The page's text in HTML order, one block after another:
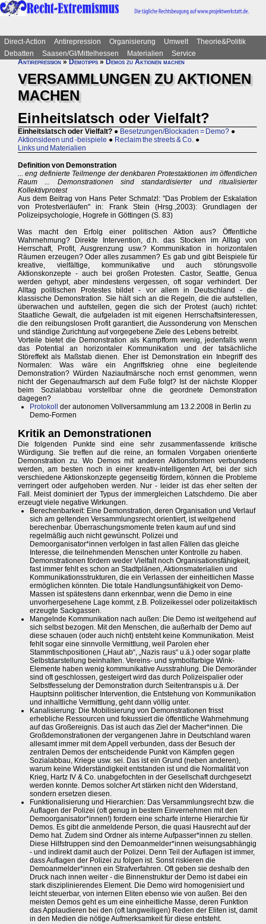
Direct-Action Antirepression Organisierung Umwelt
Theorie&Politik
Debatten
Saasen/GI/Mittelhessen Materialien
Service
Antirepression»Demotipps»Demos zu Aktionen machen
VERSAMMLUNGEN ZU AKTIONEN
MACHEN
Einheitslatsch oder Vielfalt?
Einheitslatsch oder Vielfalt? ● Besetzungen/Blockaden = Demo? ●
Aktionsideen und -beispiele ● Reclaim the streets & Co. ●
Links und Materialien
Definition von Demonstration
... eng definierte Teilmenge der denkbaren Protestaktionen im öffentlichen
Raum ... Demonstrationen sind standardisierter und ritualisierter
Kollektivprotest
Aus dem Beitrag von Hans Peter Schmalzl: "Das Problem der Eskalation
von Protestverläufen" in: Frank Stein (Hrsg.,2003): Grundlagen der
Polizeipsychologie, Hogrefe in Göttingen (S. 83)
Was macht den Erfolg einer politischen Aktion aus? Öffentliche
Wahrnehmung? Direkte Intervention, d.h. das Stocken im Alltag von
Herrschaft, Profit, Ausgrenzung usw.? Kommunikation in horizontalen
Räumen erzeugen? Oder alles zusammen? Es gab und gibt Beispiele für
kreative, vielfältige, kommunikative und auch störungsvolle
Aktionskonzepte - auch bei großen Protesten. Castor, Seattle, Genua
werden gehypt, aber mindestens vergessen, oft sogar verhindert. Der
Alltag politischen Protestes bildet - vor allem in Deutschland - die
klassische Demonstration. Sie hält sich an die Regeln, die die aufstellen,
überwachen und aufstellen, gegen die sich der Protest (auch) richtet:
Staatliche Gewalt, die aufgeladen ist mit eigenen Herrschaftsinteressen,
die den reibungslosen Profit garantiert, die Aussonderung von Menschen
und ständige Zurichtung auf vorgegebene Ziele des Lebens betreibt.
Vorteile bietet die Demonstration als Kampfform wenig, jedenfalls wenn
das Potential an horizontaler Kommunikation und der tatsächliche
Störeffekt als Maßstab dienen. Eher ist Demonstration ein Inbegriff des
Normalen: Was wäre ein Angriffskrieg ohne eine begleitende
Demonstration? Würden Naziaufmärsche noch ernst genommen, wenn
nicht der Gegenaufmarsch auf dem Fuße folgt? Ist der nächste Klopper
beim Sozialabbau vorstellbar ohne die geordnete Demonstration
dagegen?
Protokoll
der autonomen Vollversammlung am 13.2.2008 in Berlin zu
Demo-Formen
Kritik an Demonstrationen
Die folgenden Punkte sind eine sehr zusammenfassende kritische
Würdigung. Sie treffen auf die reine, an formalen Vorgaben orientierte
Demonstration zu. Wo Demos mit anderen Aktionsformen verbundens
werden, am besten noch in einer kreativ-intelligenten Art, bei der sich
verschiedene Aktionskonzepte gegenseitig fördern, können die Probleme
verringert oder aufgehoben werden. Nur - leider ist das eher selten der
Fall. Meist dominiert der Typus der immergleichen Latschdemo. Die aber
erzeugt viele negative Wirkungen.
Berechenbarkeit: Eine Demonstration, deren Organisation und Verlauf
sich am geltenden Versammlungsrecht orientiert, ist weitgehend
berechenbar. Überraschungsmomente treten kaum auf und sind
regelmäßig auch nicht gewünscht. Polizei und
Demoorganisator*innen verfolgen in fast allen Fällen das gleiche
Interesse, die teilnehmenden Menschen unter Kontrolle zu haben.
Demonstrationen fördern weder Vielfalt noch Organisationsfähigkeit,
fast immer fehlt es schon an Stadtplänen, Aktionsmaterialien und
Kommunikationsstrukturen, die ein Verlassen der einheitlichen Masse
ermöglichen könnten. Die totale Handlungsunfähigkeit von Demo-
Massen ist spätestens dann erkennbar, wenn die Demo in eine
unvorhergesehene Lage kommt, z.B. Polizeikessel oder polizeitaktisch
erzeugte Sackgassen.
Mangelnde Kommunikation nach außen: Die Demo ist weitgehend auf
sich selbst bezogen. Mit den Menschen, die außerhalb der Demo auf
diese schauen (oder auch nicht) entsteht keine Kommunikation. Meist
fehlt sogar eine sinnvolle Vermittlung, weil Parolen eher
Stammtischpositionen („Haut ab“, „Nazis raus“ u.ä.) oder sogar platte
Selbstdarstellung beinhalten. Vereins- und symbolfarbige Wink-
Elemente haben wenig kommunikative Ausstrahlung. Die Demoränder
sind oft geschlossen, gesteigert wird das durch Polizeispalier oder
Selbstfesselung der Demonstration durch Seitentranspis u.ä. Der
Hauptsinn politischer Intervention, die Entstehung von Kommunikation
und inhaltliche Vermittlung, geht dann völlig unter.
Kanalisierung: Die Mobilisierung von Demonstrationen frisst
erhebliche Ressourcen und fokussiert die öffentliche Wahrnehmung
auf das Großereignis. Das ist auch das Ziel der Macher*innen. Die
Großdemonstrationen der vergangenen Jahre in Deutschland waren
allesamt immer mit dem Appell verbunden, dass der Besuch der
zentralen Demos der entscheidende Punkt von Kämpfen gegen
Sozialabbau, Kriege usw. sei. Das ist ein Grund (neben anderen),
warum keine Widerständigkeit entstanden ist und die Normalität von
Krieg, Hartz IV & Co. unabgefochten in der Gesellschaft durchgesetzt
werden konnte. Demos solcher Art stärken nicht den Widerstand,
sondern ersetzen diesen.
Funktionalisierung und Hierarchien: Das Versammlungsrecht bzw. die
Auflagen der Polizei (oft genug in bestem Einvernehmen mit den
Demoorganisator*innen!) fordern eine scharfe interne Hierarchie für
Demos. Es gibt die anmeldende Person, die quasi Hausrecht auf der
Demo hat. Zudem sind Ordner als interne Aufpasser*innen zu stellen.
Diese Hilfstruppen sind den Demoanmelder*innen weisungsabhängig
- und indirekt damit auch der Polizei. Denn Teil der Auflagen ist immer,
dass Auflagen der Polizei zu folgen ist. Sonst riskieren die
Demoanmelder*innen ein Strafverfahren. Oft geben sie deshalb den
Druck nach innen weiter - die Binnenstruktur der Demo ist dabei ein
stark disziplinierendes Element. Die Demo wird homogenisiert und
leicht steuerbar, von internen Eliten ebenso wie von außen. Bei den
meisten Demos geht es um eine einheitliche Masse, deren Funktion
das Applaudieren bei den (oft langweiligen) Reden der Eliten ist, damit
in den Medien die nötige Aufmerksamkeit für diese entsteht.